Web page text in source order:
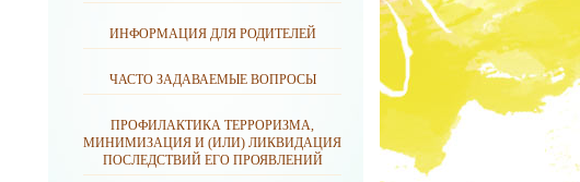
ИНФОРМАЦИЯ ДЛЯ РОДИТЕЛЕЙ
ЧАСТО ЗАДАВАЕМЫЕ ВОПРОСЫ
ПРОФИЛАКТИКА ТЕРРОРИЗМА,
МИНИМИЗАЦИЯ И (ИЛИ) ЛИКВИДАЦИЯ
ПОСЛЕДСТВИЙ ЕГО ПРОЯВЛЕНИЙ